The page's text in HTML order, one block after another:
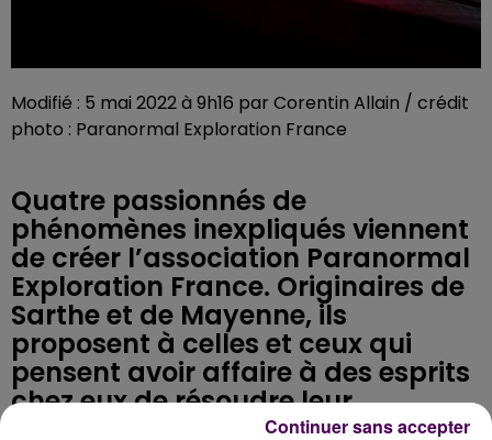
Modifié : 5 mai 2022 à 9h16 par Corentin Allain / crédit
photo : Paranormal Exploration France
Quatre passionnés de
phénomènes inexpliqués viennent
de créer l’association Paranormal
Exploration France. Originaires de
Sarthe et de Mayenne, ils
proposent à celles et ceux qui
pensent avoir affaire à des esprits
chez eux de résoudre leur
Continuer sans accepter